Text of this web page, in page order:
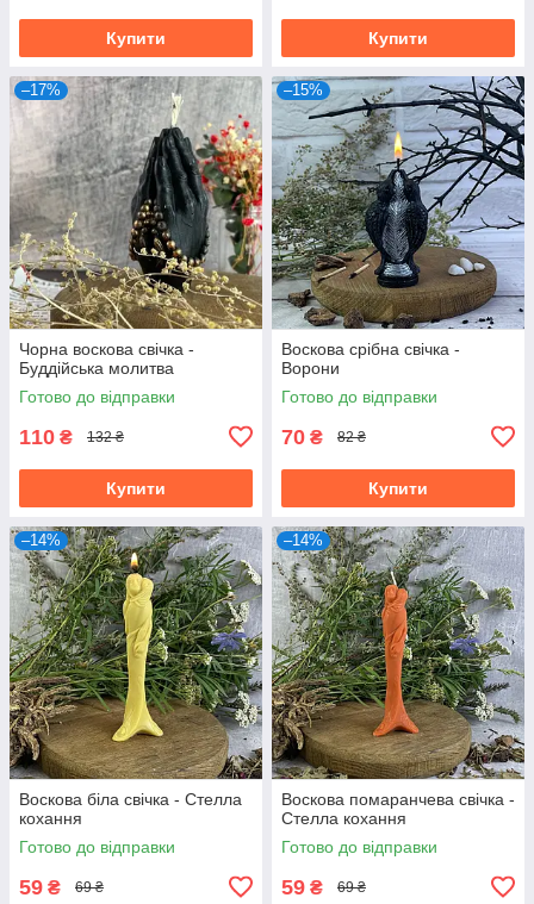
Купити Купити
–17%
Чорна воскова свічка -
Буддійська молитва
Готово до відправки
110 ₴ 132 ₴
Купити
–15%
Воскова срібна свічка -
Ворони
Готово до відправки
70 ₴ 82 ₴
Купити
–14%
Воскова біла свічка - Стелла
кохання
Готово до відправки
59 ₴ 69 ₴
–14%
Воскова помаранчева свічка -
Стелла кохання
Готово до відправки
59 ₴ 69 ₴